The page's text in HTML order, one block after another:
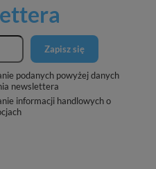
Zapisz się
podanych powyżej danych
newslettera
informacji handlowych o